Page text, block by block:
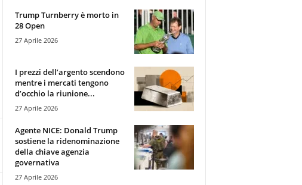
Trump Turnberry è morto in
28 Open
27 Aprile 2026
I prezzi dell’argento scendono
mentre i mercati tengono
d’occhio la riunione...
27 Aprile 2026
Agente NICE: Donald Trump
sostiene la ridenominazione
della chiave agenzia
governativa
27 Aprile 2026